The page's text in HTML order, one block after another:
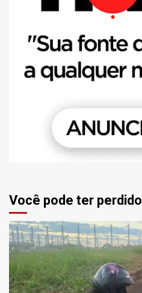
Você pode ter perdido